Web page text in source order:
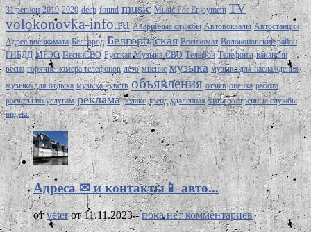
31 регион 2019 2020 deep found music Music For Enjoyment TV
volokonovka-info.ru Аварийные службы Автовокзалы Автостанции
Адрес военкомата Белгород Белгородская Военкомат Волоконовский район
ГИБДД МРЭО ПесниСВО Русская Музыка СВО Телефон Телефоны вакансии
весна горячие номера телефонов лето мнение музыка музыка для наслаждения
музыка для отдыха музыка чувств объявления отзыв оценка работа
расчеты по услугам реклама релакс тренд удаленная хиты экстренные службы
яндекс
Адреса ✉ и контакты📱 авто...
отveterот 11.11.2023 -пока нет комментариев